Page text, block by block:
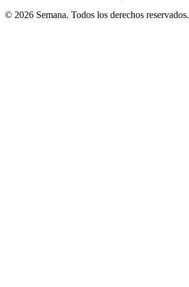
© 2026 Semana. Todos los derechos reservados.